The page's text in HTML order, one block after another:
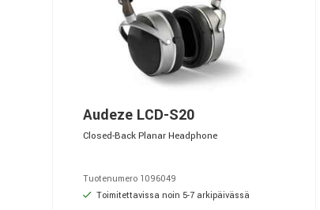
Audeze LCD-S20
Closed-Back Planar Headphone
Tuotenumero 1096049
Toimitettavissa noin 5-7 arkipäivässä